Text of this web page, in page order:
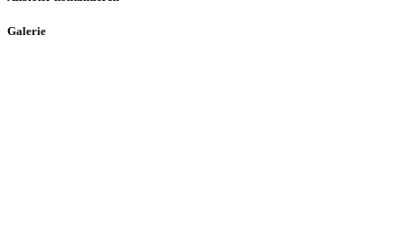
Galerie